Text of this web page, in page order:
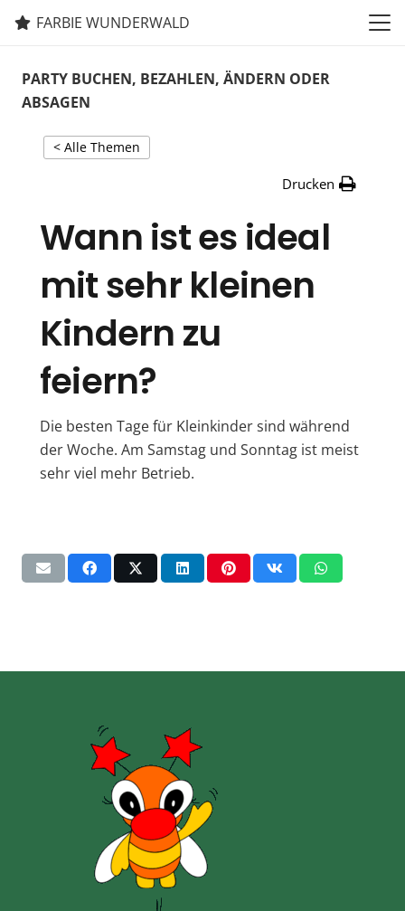
FARBIE WUNDERWALD
PARTY BUCHEN, BEZAHLEN, ÄNDERN ODER
ABSAGEN
< Alle Themen
Drucken
Wann ist es ideal
mit sehr kleinen
Kindern zu
feiern?
Die besten Tage für Kleinkinder sind während
der Woche. Am Samstag und Sonntag ist meist
sehr viel mehr Betrieb.